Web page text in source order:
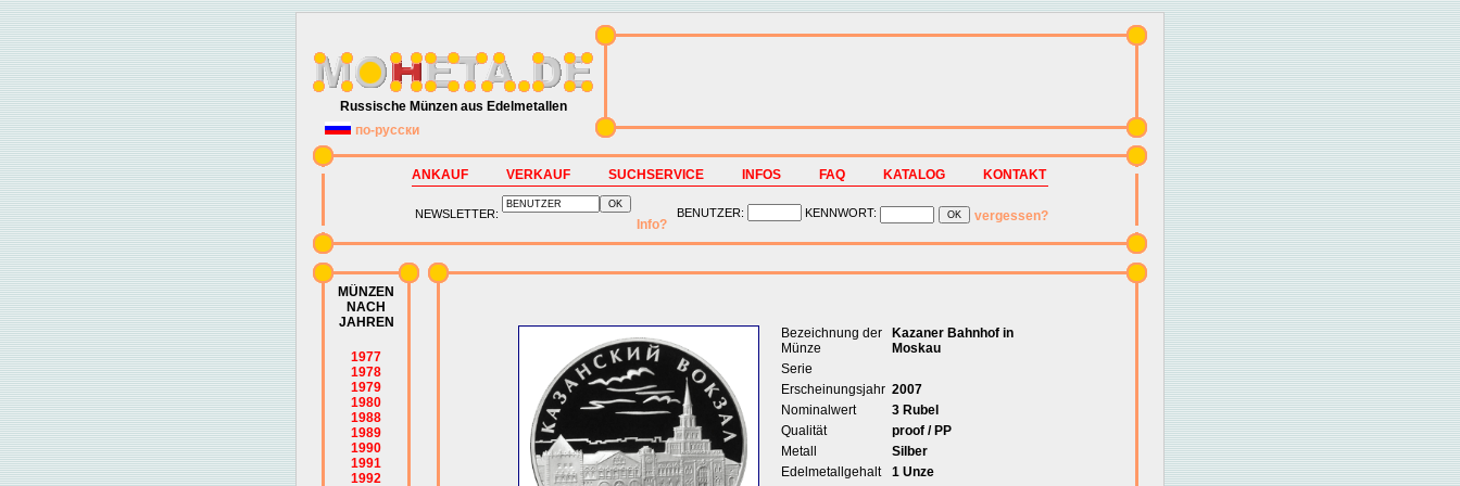
Russische Münzen aus Edelmetallen
по-русски
ANKAUF VERKAUF SUCHSERVICE INFOS FAQ KATALOG KONTAKT
NEWSLETTER:
Info?
BENUTZER: KENNWORT: vergessen?
MÜNZEN
NACH
JAHREN
1977
1978
1979
1980
1988
1989
1990
1991
1992
Bezeichnung der
Münze
Kazaner Bahnhof in
Moskau
Serie
Erscheinungsjahr 2007
Nominalwert
3 Rubel
Qualität
proof / PP
Metall
Silber
Edelmetallgehalt
1 Unze